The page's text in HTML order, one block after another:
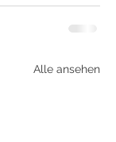
Alle ansehen